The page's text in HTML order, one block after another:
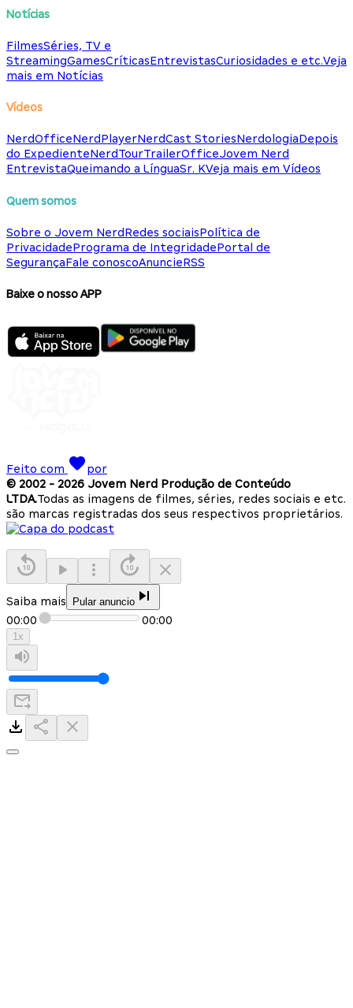
Notícias
FilmesSéries, TV e
StreamingGamesCríticasEntrevistasCuriosidades e etc.Veja
mais em Notícias
Vídeos
NerdOfficeNerdPlayerNerdCast StoriesNerdologiaDepois
do ExpedienteNerdTourTrailerOfficeJovem Nerd
EntrevistaQueimando a LínguaSr. KVeja mais em Vídeos
Quem somos
Sobre o Jovem NerdRedes sociaisPolítica de
PrivacidadePrograma de IntegridadePortal de
SegurançaFale conoscoAnuncieRSS
Baixe o nosso APP
Feito com
por
© 2002 - 2026 Jovem Nerd Produção de Conteúdo
LTDA.Todas as imagens de filmes, séries, redes sociais e etc.
são marcas registradas dos seus respectivos proprietários.
Saiba mais Pular anuncio
00:00 00:00
1x